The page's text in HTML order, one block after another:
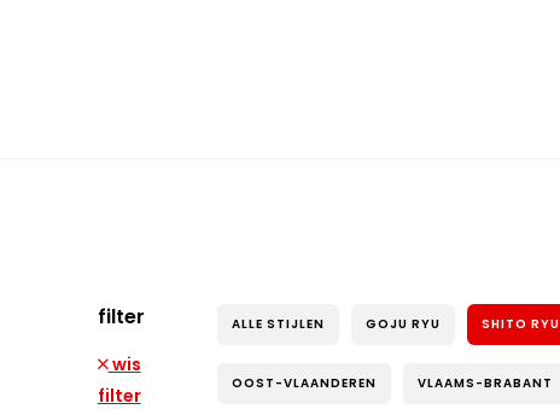
filter
wis
filter
ALLE STIJLEN GOJU RYU SHITO RYU
OOST-VLAANDEREN VLAAMS-BRABANT